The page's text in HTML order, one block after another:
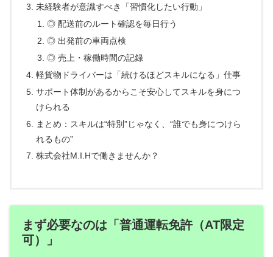
未経験者が意識すべき「習慣化したい行動」
◎ 配送前のルート確認を毎日行う
◎ 出発前の車両点検
◎ 売上・稼働時間の記録
軽貨物ドライバーは「続けるほどスキルになる」仕事
サポート体制があるからこそ安心してスキルを身につ
けられる
まとめ：スキルは“特別”じゃなく、“誰でも身につけら
れるもの”
株式会社M.I.Hで働きませんか？
まず必要なのは「普通運転免許（AT限定
可）」